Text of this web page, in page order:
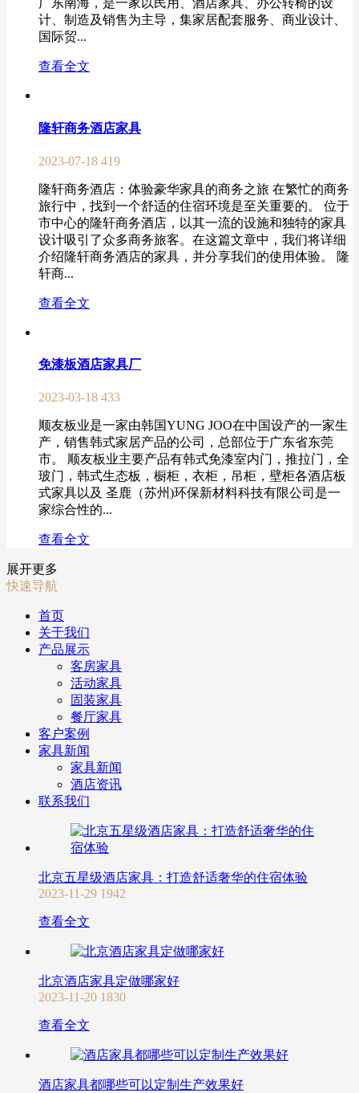
广东南海，是一家以民用、酒店家具、办公转椅的设
计、制造及销售为主导，集家居配套服务、商业设计、
国际贸...
查看全文
隆轩商务酒店家具
2023-07-18 419
隆轩商务酒店：体验豪华家具的商务之旅 在繁忙的商务
旅行中，找到一个舒适的住宿环境是至关重要的。 位于
市中心的隆轩商务酒店，以其一流的设施和独特的家具
设计吸引了众多商务旅客。在这篇文章中，我们将详细
介绍隆轩商务酒店的家具，并分享我们的使用体验。 隆
轩商...
查看全文
免漆板酒店家具厂
2023-03-18 433
顺友板业是一家由韩国YUNG JOO在中国设产的一家生
产，销售韩式家居产品的公司，总部位于广东省东莞
市。 顺友板业主要产品有韩式免漆室内门，推拉门，全
玻门，韩式生态板，橱柜，衣柜，吊柜，壁柜各酒店板
式家具以及 圣鹿（苏州)环保新材料科技有限公司是一
家综合性的...
查看全文
展开更多
快速导航
首页
关于我们
产品展示
客房家具
活动家具
固装家具
餐厅家具
客户案例
家具新闻
家具新闻
酒店资讯
联系我们
北京五星级酒店家具：打造舒适奢华的住宿体验
2023-11-29 1942
查看全文
北京酒店家具定做哪家好
2023-11-20 1830
查看全文
酒店家具都哪些可以定制生产效果好